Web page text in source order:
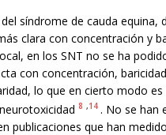
síndrome de cauda equina,
clara con concentración y
en los SNT no se ha
con concentración,
lo que en cierto modo
8 ,14 . No se han
publicaciones que han